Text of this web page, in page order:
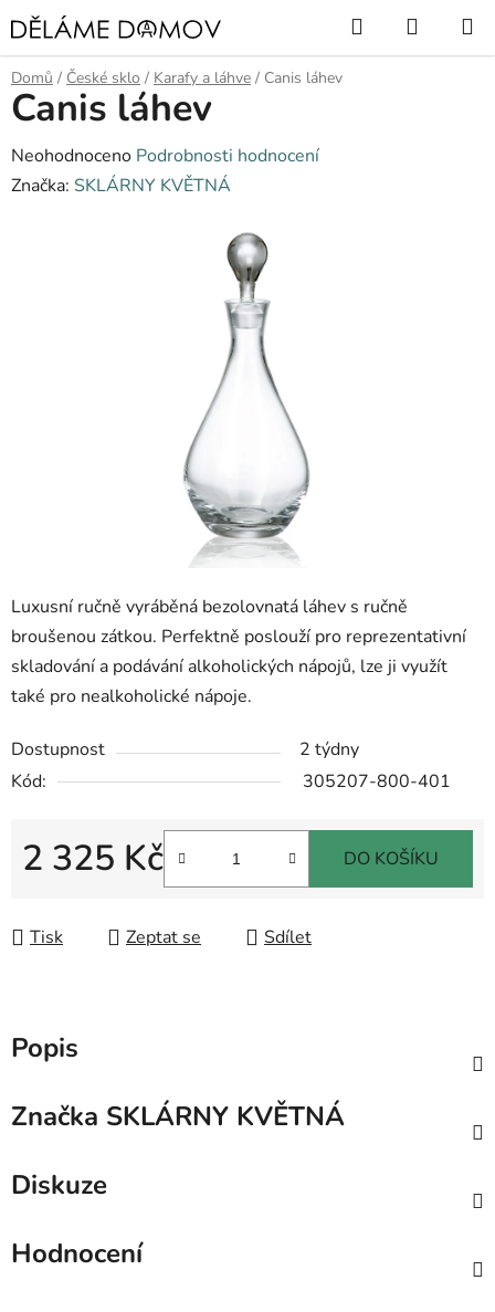
Přejít
na
obsah
Hledat
KOŠÍK
Domů / České sklo / Karafy a láhve / Canis láhev
Luxusní ručně vyráběná bezolovnatá láhev s ručně
broušenou zátkou. Perfektně poslouží pro reprezentativní
skladování a podávání alkoholických nápojů, lze ji využít
také pro nealkoholické nápoje.
Dostupnost
2 týdny
Kód:
305207-800-401
2 325 Kč DO KOŠÍKU
Tisk Zeptat se Sdílet
Canis láhev
Průměrné
hodnocení
Neohodnoceno Podrobnosti hodnocení
Značka: SKLÁRNY KVĚTNÁ
Popis
Značka SKLÁRNY KVĚTNÁ
Diskuze
Hodnocení